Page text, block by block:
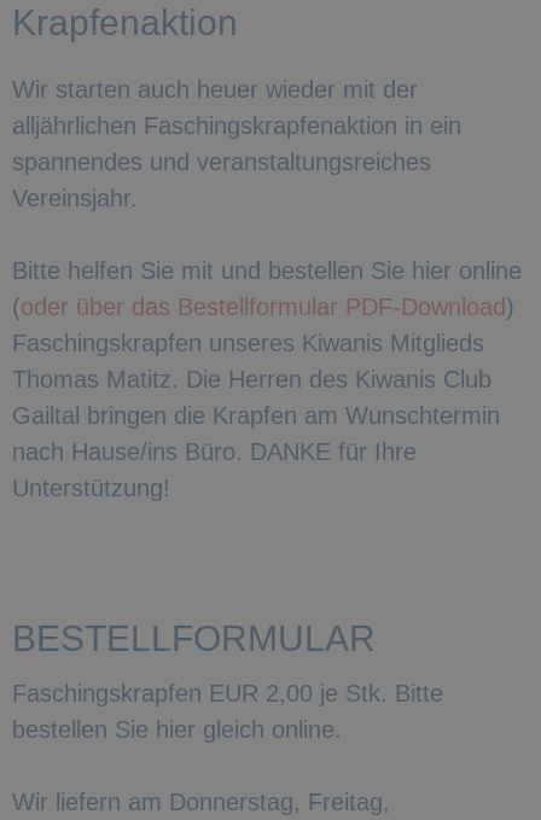
Krapfenaktion
Wir starten auch heuer wieder mit der
alljährlichen Faschingskrapfenaktion in ein
spannendes und veranstaltungsreiches
Vereinsjahr.
Bitte helfen Sie mit und bestellen Sie hier online
(oder über das Bestellformular PDF-Download)
Faschingskrapfen unseres Kiwanis Mitglieds
Thomas Matitz. Die Herren des Kiwanis Club
Gailtal bringen die Krapfen am Wunschtermin
nach Hause/ins Büro. DANKE für Ihre
Unterstützung!
BESTELLFORMULAR
Faschingskrapfen EUR 2,00 je Stk. Bitte
bestellen Sie hier gleich online.
Wir liefern am Donnerstag, Freitag,